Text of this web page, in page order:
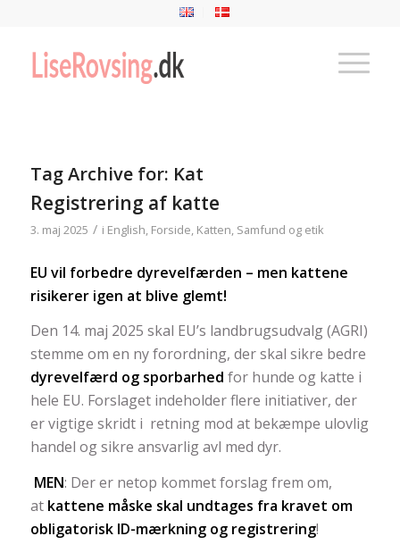
Tag Archive for: Kat
Registrering af katte
3. maj 2025 / i English, Forside, Katten, Samfund og etik
EU vil forbedre dyrevelfærden – men kattene
risikerer igen at blive glemt!
Den 14. maj 2025 skal EU’s landbrugsudvalg (AGRI)
stemme om en ny forordning, der skal sikre bedre
dyrevelfærd og sporbarhed for hunde og katte i
hele EU. Forslaget indeholder flere initiativer, der
er vigtige skridt i retning mod at bekæmpe ulovlig
handel og sikre ansvarlig avl med dyr.
MEN: Der er netop kommet forslag frem om,
at kattene måske skal undtages fra kravet om
obligatorisk ID-mærkning og registrering!